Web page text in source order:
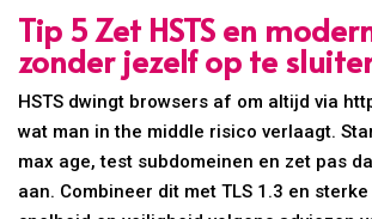
Tip 5 Zet HSTS en
zonder jezelf op te
HSTS dwingt browsers af om altijd via
wat man in the middle risico verlaagt.
max age, test subdomeinen en zet pas
aan. Combineer dit met TLS 1.3 en